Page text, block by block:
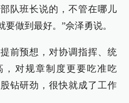
队班长说的，不管在哪儿
做到最好。”佘泽勇说。
前预想，对协调指挥、统
，对规章制度更要吃准吃
钻研劲，很快就成了工作